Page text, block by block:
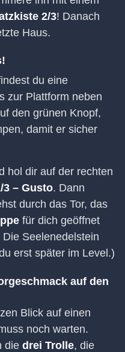
2/3! Danach
Haus.
du eine
zur Plattform neben
den grünen Knopf,
damit er sicher
hol dir auf der rechten
3 – Gusto. Dann
durch das Tor, das
für dich geöffnet
Seelenedelstein
erst später im Level.)
auf den
Blick auf einen
noch warten.
die drei Trolle, die